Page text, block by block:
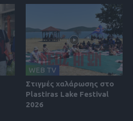
WEB TV
Στιγμές χαλάρωσης στο
Plastiras Lake Festival
2026